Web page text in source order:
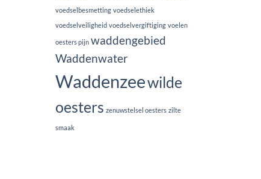
voedselbesmetting voedselethiek
voedselveiligheid voedselvergiftiging voelen
oesters pijn waddengebied
Waddenwater
Waddenzeewilde
oesters zenuwstelsel oesters zilte
smaak